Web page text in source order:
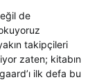
de
takipçileri
zaten; kitabın
ilk defa bu